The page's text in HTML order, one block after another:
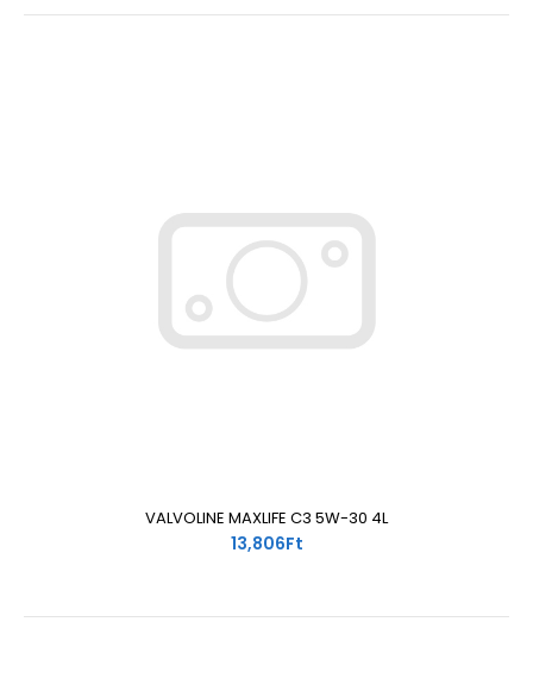
VALVOLINE MAXLIFE C3 5W-30 4L
13,806Ft